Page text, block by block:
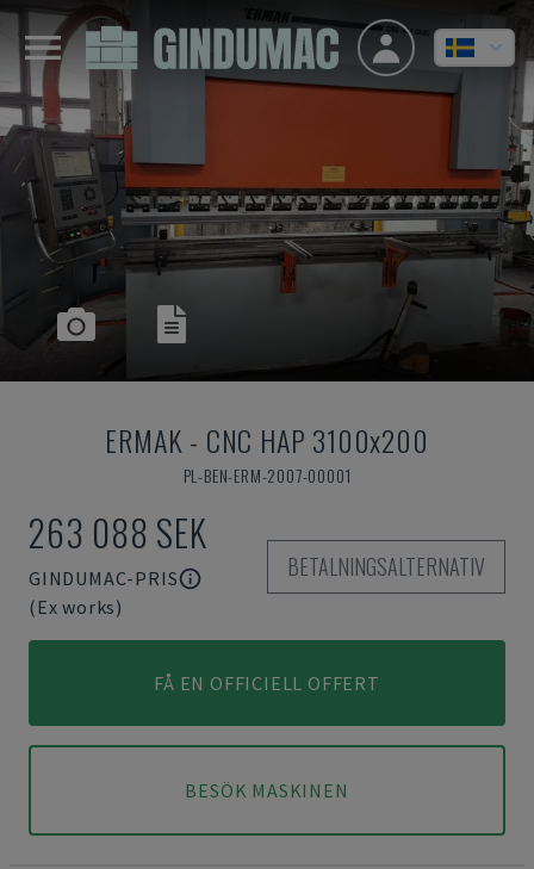
ERMAK - CNC HAP 3100x200
PL-BEN-ERM-2007-00001
263 088 SEK
GINDUMAC-PRIS
(Ex works)
BETALNINGSALTERNATIV
FÅ EN OFFICIELL OFFERT
BESÖK MASKINEN